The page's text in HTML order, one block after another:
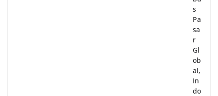
s
Pa
sa
r
Gl
ob
al,
In
do